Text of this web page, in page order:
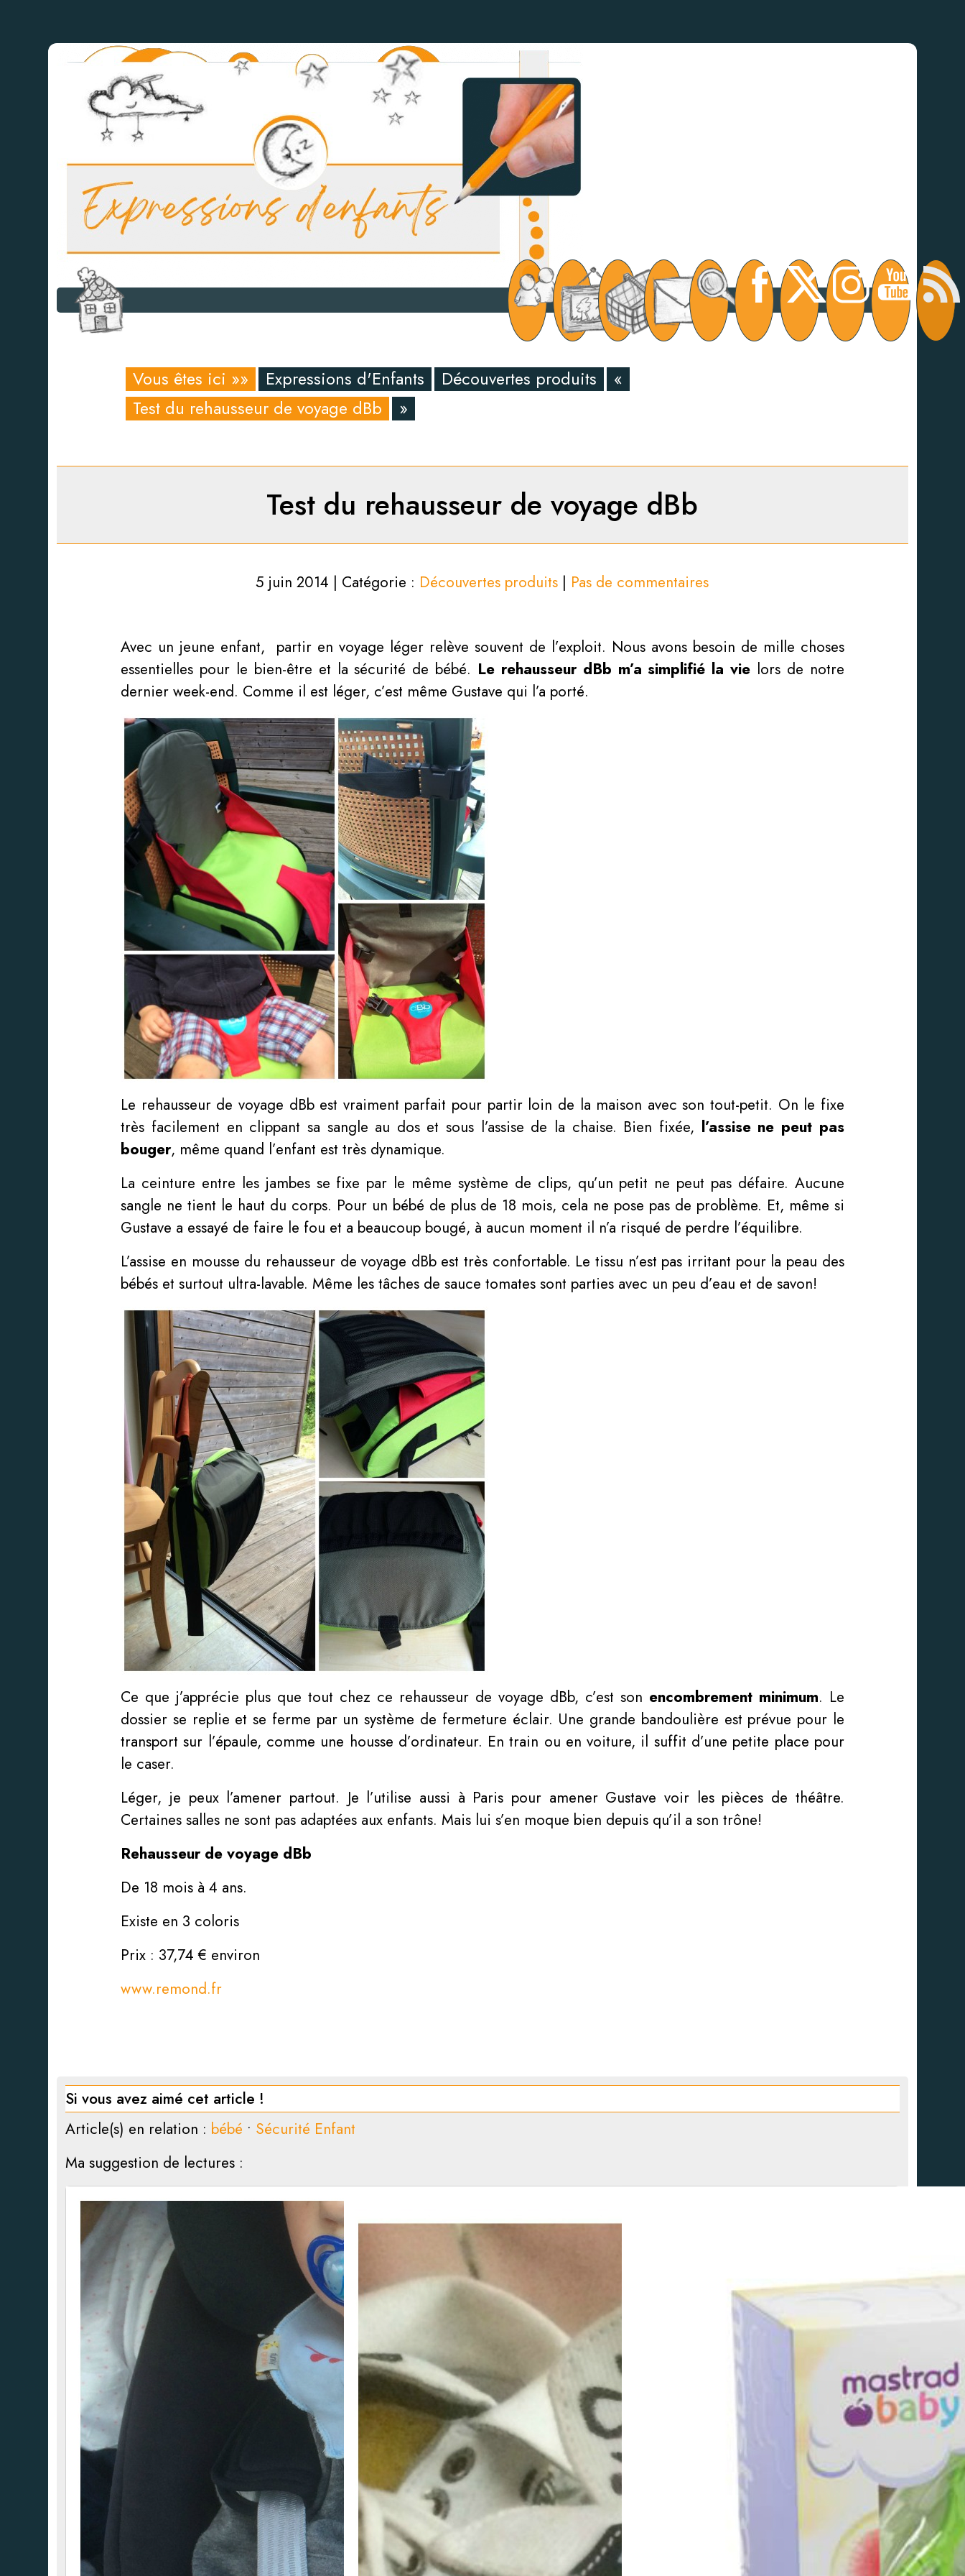
Vous êtes ici »» Expressions d'Enfants Découvertes produits
«
Test du rehausseur de voyage dBb
»
Test du rehausseur de voyage dBb
5 juin 2014 | Catégorie : Découvertes produits | Pas de commentaires
Avec un jeune enfant, partir en voyage léger relève souvent de l’exploit. Nous avons besoin de mille choses
essentielles pour le bien-être et la sécurité de bébé. Le rehausseur dBb m’a simplifié la vie lors de notre
dernier week-end. Comme il est léger, c’est même Gustave qui l’a porté.
Le rehausseur de voyage dBb est vraiment parfait pour partir loin de la maison avec son tout-petit. On le fixe
très facilement en clippant sa sangle au dos et sous l’assise de la chaise. Bien fixée, l’assise ne peut pas
bouger, même quand l’enfant est très dynamique.
La ceinture entre les jambes se fixe par le même système de clips, qu’un petit ne peut pas défaire. Aucune
sangle ne tient le haut du corps. Pour un bébé de plus de 18 mois, cela ne pose pas de problème. Et, même si
Gustave a essayé de faire le fou et a beaucoup bougé, à aucun moment il n’a risqué de perdre l’équilibre.
L’assise en mousse du rehausseur de voyage dBb est très confortable. Le tissu n’est pas irritant pour la peau des
bébés et surtout ultra-lavable. Même les tâches de sauce tomates sont parties avec un peu d’eau et de savon!
Ce que j’apprécie plus que tout chez ce rehausseur de voyage dBb, c’est son encombrement minimum. Le
dossier se replie et se ferme par un système de fermeture éclair. Une grande bandoulière est prévue pour le
transport sur l’épaule, comme une housse d’ordinateur. En train ou en voiture, il suffit d’une petite place pour
le caser.
Léger, je peux l’amener partout. Je l’utilise aussi à Paris pour amener Gustave voir les pièces de théâtre.
Certaines salles ne sont pas adaptées aux enfants. Mais lui s’en moque bien depuis qu’il a son trône!
Rehausseur de voyage dBb
De 18 mois à 4 ans.
Existe en 3 coloris
Prix : 37,74 € environ
www.remond.fr
Si vous avez aimé cet article !
Article(s) en relation : bébé • Sécurité Enfant
Ma suggestion de lectures :